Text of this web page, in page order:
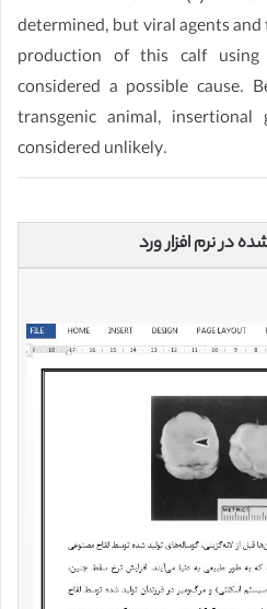
determined, but viral agents
production of this calf
considered a possible cause.
transgenic animal,
considered unlikely.
در نرم افزار ورد